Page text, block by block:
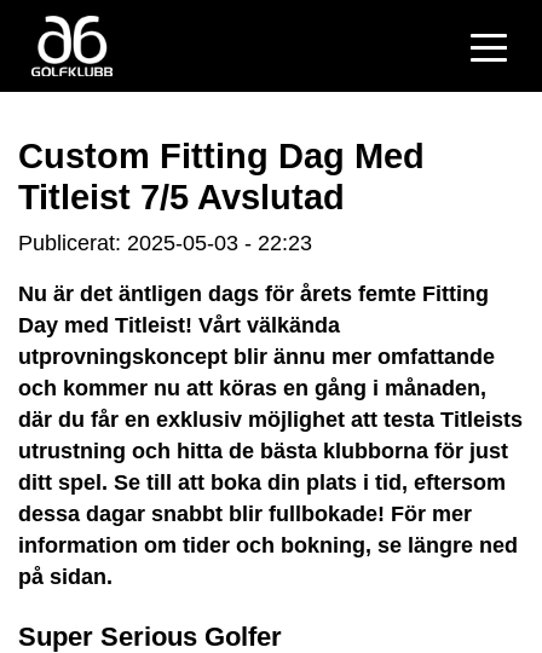
Custom Fitting Dag Med
Titleist 7/5 Avslutad
Publicerat: 2025-05-03 - 22:23
Nu är det äntligen dags för årets femte Fitting
Day med Titleist! Vårt välkända
utprovningskoncept blir ännu mer omfattande
och kommer nu att köras en gång i månaden,
där du får en exklusiv möjlighet att testa Titleists
utrustning och hitta de bästa klubborna för just
ditt spel. Se till att boka din plats i tid, eftersom
dessa dagar snabbt blir fullbokade! För mer
information om tider och bokning, se längre ned
på sidan.
Super Serious Golfer